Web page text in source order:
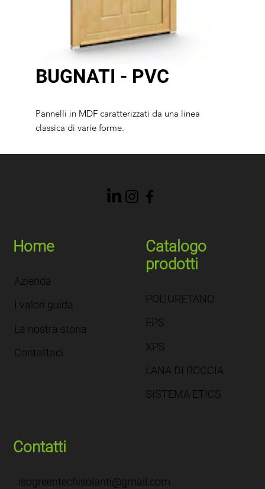
BUGNATI - PVC
Pannelli in MDF caratterizzati da una linea
classica di varie forme.
Home
Azienda
I valori guida
La nostra storia
Contattaci
Catalogo
prodotti
POLIURETANO
EPS
XPS
SISTEMA ETICS
LANA DI ROCCIA
Contatti
isogreentechisolanti@gmail.com